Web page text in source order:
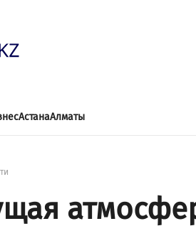
АстанаАлматы